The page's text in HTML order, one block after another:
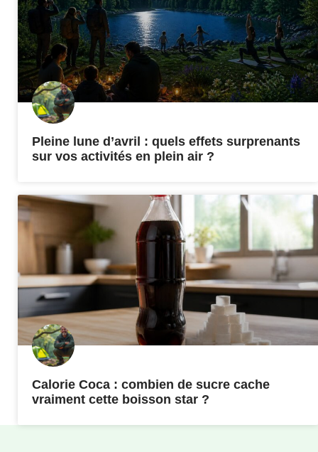
Pleine lune d’avril : quels effets surprenants
sur vos activités en plein air ?
Calorie Coca : combien de sucre cache
vraiment cette boisson star ?